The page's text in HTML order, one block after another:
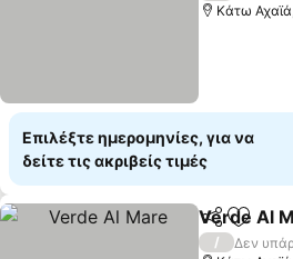
Κάτω
Επιλέξτε ημερομηνίες, για να
δείτε τις ακριβείς τιμές
Verde Al
/
Δεν